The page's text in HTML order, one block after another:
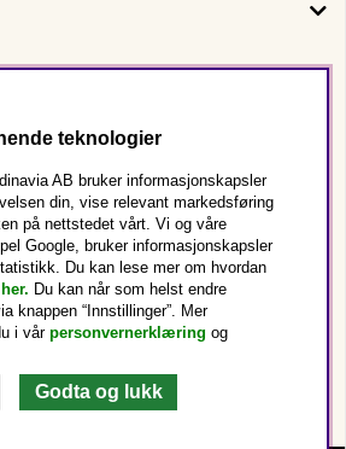
teknologier
AB bruker informasjonskapsler
din, vise relevant markedsføring
på nettstedet vårt. Vi og våre
Google, bruker informasjonskapsler
Du kan lese mer om hvordan
her. Du kan når som helst endre
knappen “Innstillinger”. Mer
i vår personvernerklæring og
Godta og lukk